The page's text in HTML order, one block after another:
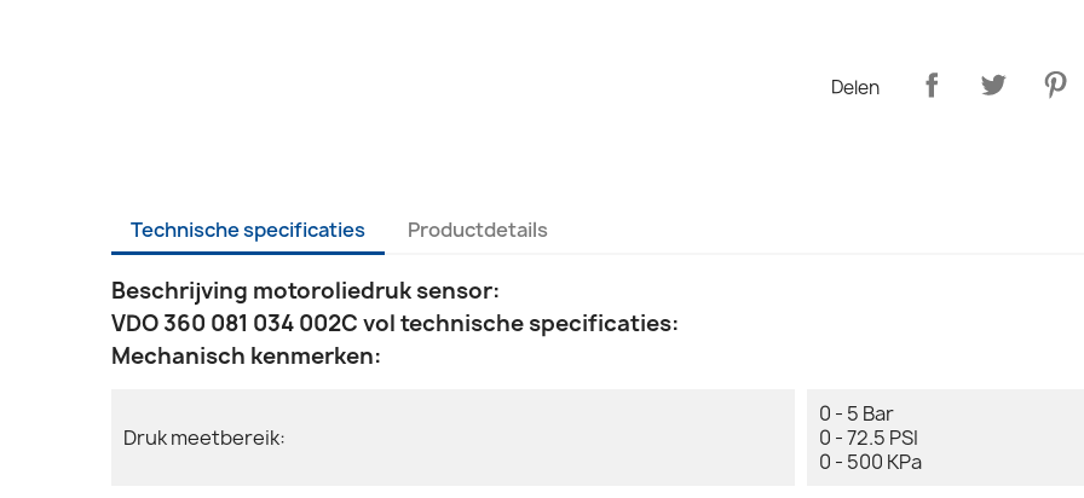
Delen
Technische specificaties Productdetails
Beschrijving motoroliedruk sensor:
VDO 360 081 034 002C vol technische specificaties:
Mechanisch kenmerken:
Druk meetbereik:
0 - 5 Bar
0 - 72.5 PSI
0 - 500 KPa